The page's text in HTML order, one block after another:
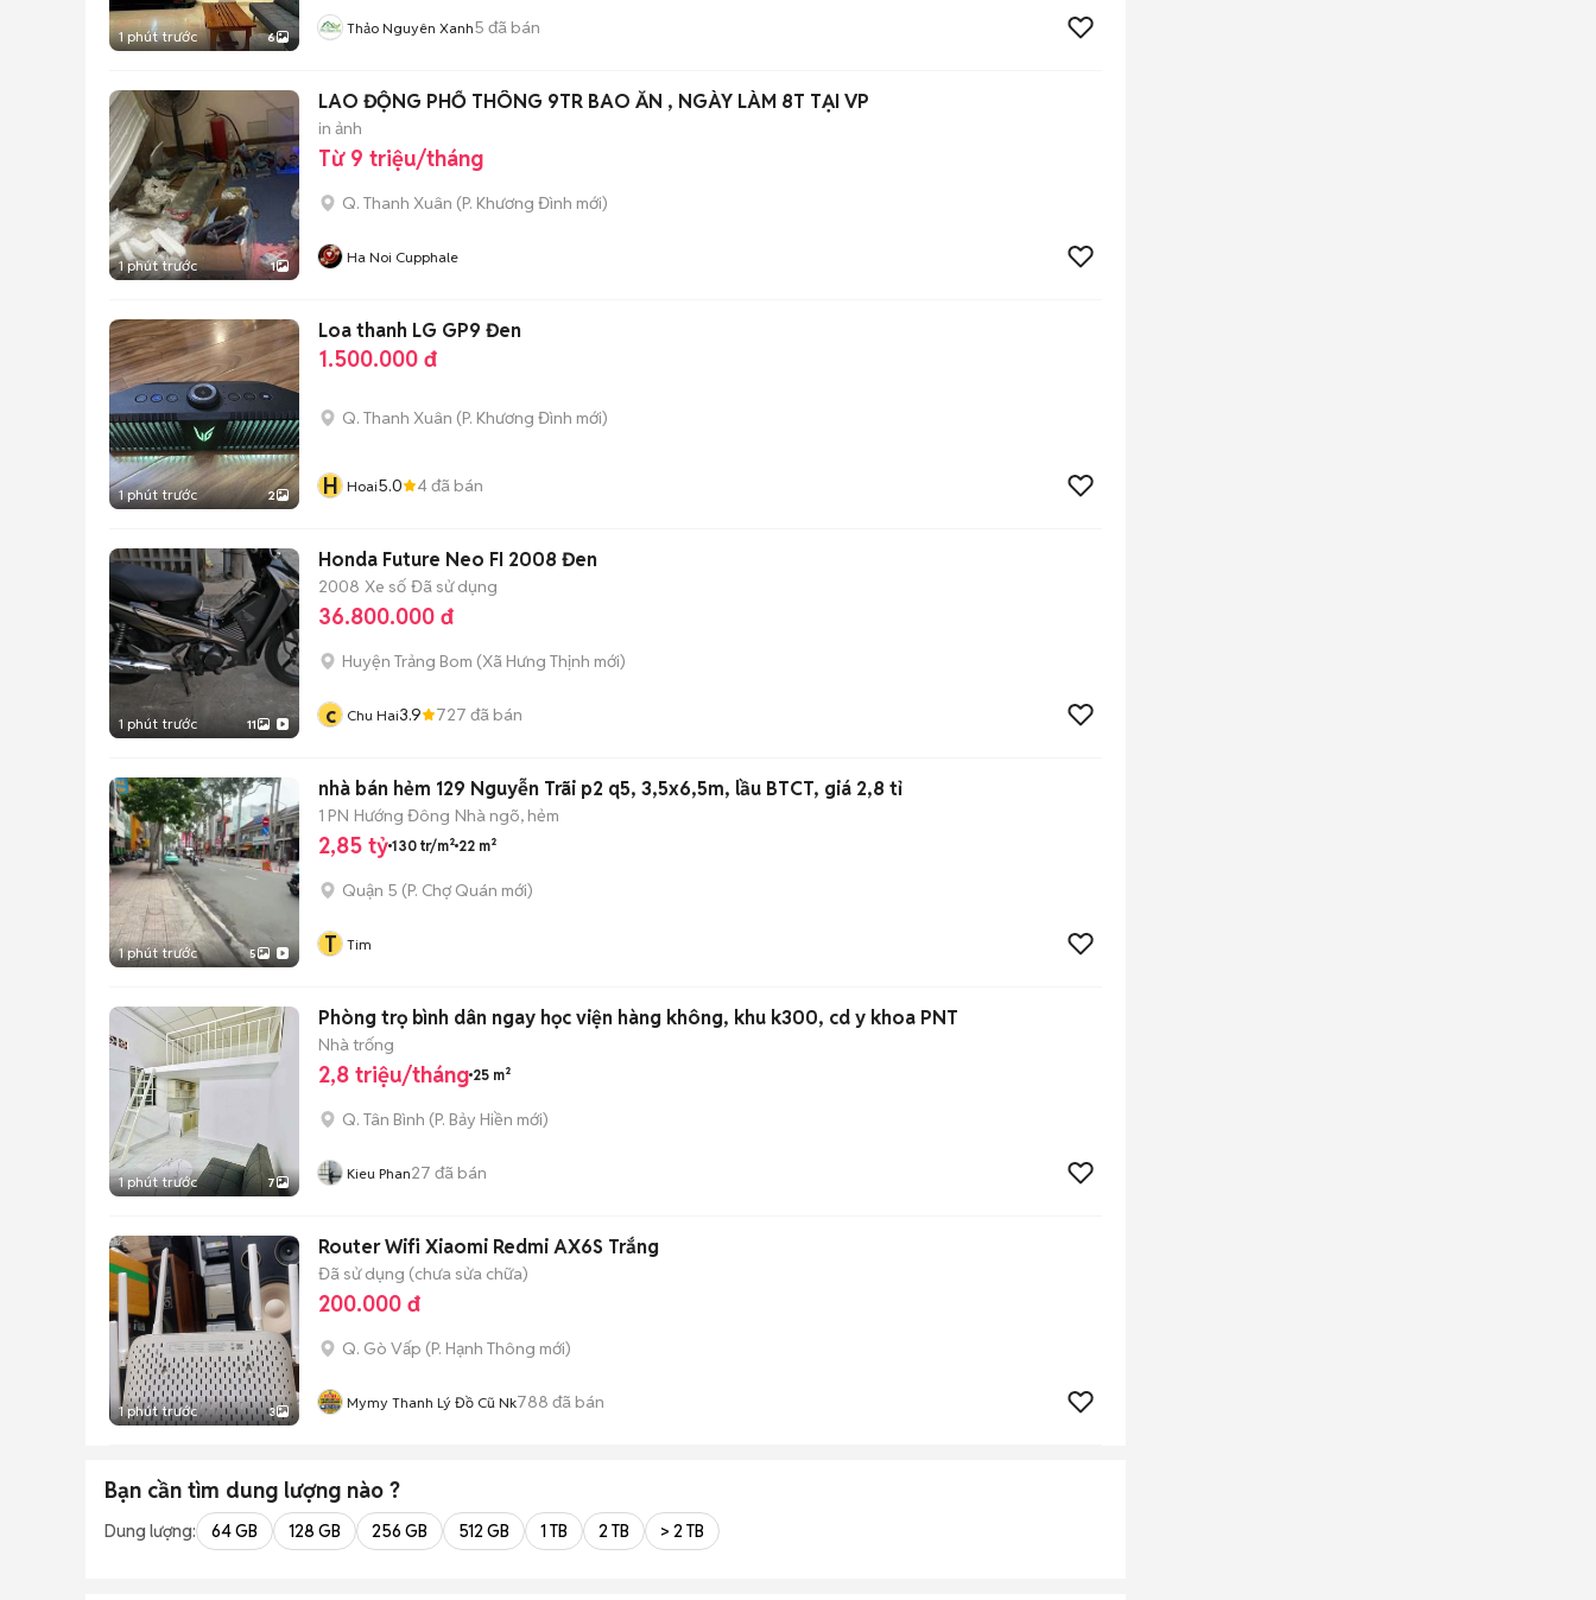
1 phút trước 6 Thảo Nguyên Xanh5 đã bán
1 phút trước 1
LAO ĐỘNG PHỔ THÔNG 9TR BAO ĂN , NGÀY LÀM 8T TẠI VP
in ảnh
Từ 9 triệu/tháng
Q. Thanh Xuân (P. Khương Đình mới)
Ha Noi Cupphale
1 phút trước 2
Loa thanh LG GP9 Đen
1.500.000 đ
Q. Thanh Xuân (P. Khương Đình mới)
H Hoai5.0 4đã bán
1 phút trước 11
Honda Future Neo FI 2008 Đen
2008 Xe số Đã sử dụng
36.800.000 đ
Huyện Trảng Bom (Xã Hưng Thịnh mới)
c Chu Hai3.9 727 đã bán
1 phút trước 5
nhà bán hẻm 129 Nguyễn Trãi p2 q5, 3,5x6,5m, lầu BTCT, giá 2,8 tỉ
1 PN Hướng Đông Nhà ngõ, hẻm
2,85 tỷ 130 tr/m² 22 m²
Quận 5 (P. Chợ Quán mới)
T Tim
1 phút trước 7
Phòng trọ bình dân ngay học viện hàng không, khu k300, cd y khoa PNT
Nhà trống
2,8 triệu/tháng 25 m²
Q. Tân Bình (P. Bảy Hiền mới)
Kieu Phan27 đã bán
1 phút trước 3
Router Wifi Xiaomi Redmi AX6S Trắng
Đã sử dụng (chưa sửa chữa)
200.000 đ
Q. Gò Vấp (P. Hạnh Thông mới)
Mymy Thanh Lý Đồ Cũ Nk788 đã bán
Bạn cần tìm dung lượng nào ?
Dung lượng: 64 GB 128 GB 256 GB 512 GB 1 TB 2 TB > 2 TB